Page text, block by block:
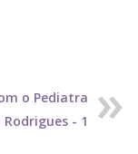
o Pediatra
Rodrigues - 1